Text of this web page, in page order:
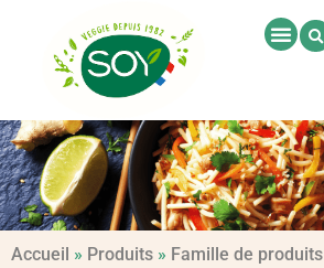
Accueil » Produits » Famille de produits